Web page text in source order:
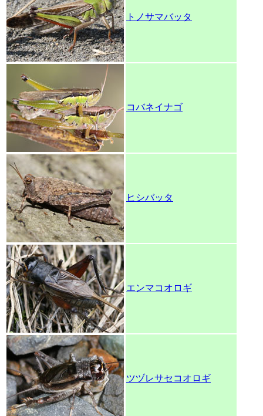
トノサマバッタ
コバネイナゴ
ヒシバッタ
エンマコオロギ
ツヅレサセコオロギ